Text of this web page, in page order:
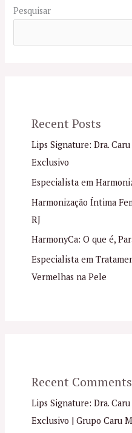
Pesquisar
Recent Posts
Lips Signature: Dra.
Exclusivo
Especialista em
Harmonização Íntima
RJ
HarmonyCa: O que é,
Especialista em
Vermelhas na Pele
Recent Comments
Lips Signature: Dra.
Exclusivo | Grupo Caru